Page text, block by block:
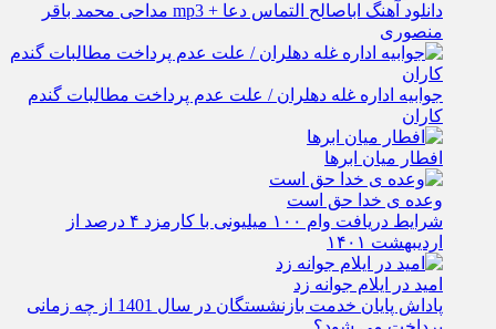
دانلود آهنگ اباصالح التماس دعا + mp3 مداحی محمد باقر
منصوری
جوابیه اداره غله دهلران / علت عدم پرداخت مطالبات گندم
کاران
افطار میان ابرها
وعده ی خدا حق است
شرایط دریافت وام ۱۰۰ میلیونی با کارمزد ۴ درصد از
اردیبهشت ۱۴۰۱
امید در ایلام جوانه زد
پاداش پایان خدمت بازنشستگان در سال 1401 از چه زمانی